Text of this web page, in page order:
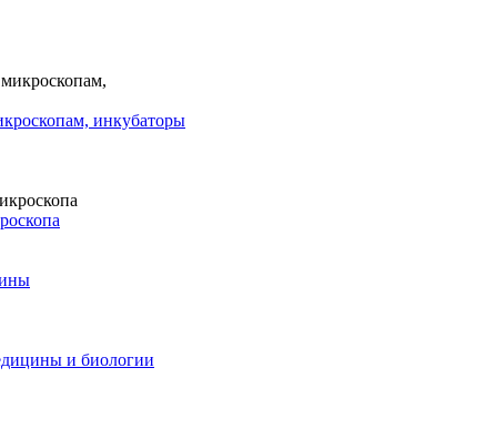
инкубаторы
и биологии